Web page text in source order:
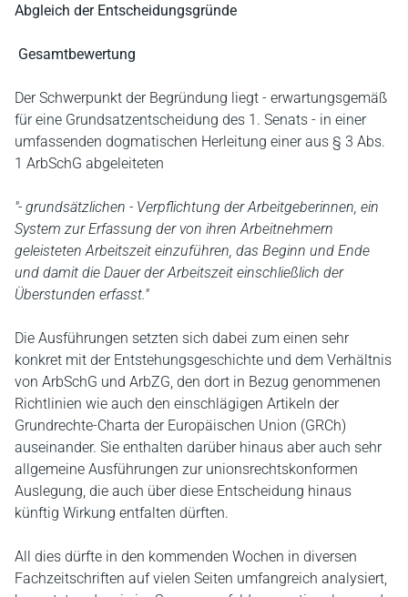
Abgleich der Entscheidungsgründe
Gesamtbewertung
Der Schwerpunkt der Begründung liegt - erwartungsgemäß
für eine Grundsatzentscheidung des 1. Senats - in einer
umfassenden dogmatischen Herleitung einer aus § 3 Abs.
1 ArbSchG abgeleiteten
"- grundsätzlichen - Verpflichtung der Arbeitgeberinnen, ein
System zur Erfassung der von ihren Arbeitnehmern
geleisteten Arbeitszeit einzuführen, das Beginn und Ende
und damit die Dauer der Arbeitszeit einschließlich der
Überstunden erfasst."
Die Ausführungen setzten sich dabei zum einen sehr
konkret mit der Entstehungsgeschichte und dem Verhältnis
von ArbSchG und ArbZG, den dort in Bezug genommenen
Richtlinien wie auch den einschlägigen Artikeln der
Grundrechte-Charta der Europäischen Union (GRCh)
auseinander. Sie enthalten darüber hinaus aber auch sehr
allgemeine Ausführungen zur unionsrechtskonformen
Auslegung, die auch über diese Entscheidung hinaus
künftig Wirkung entfalten dürften.
All dies dürfte in den kommenden Wochen in diversen
Fachzeitschriften auf vielen Seiten umfangreich analysiert,